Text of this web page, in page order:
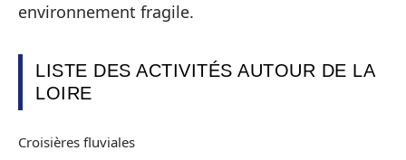
environnement fragile.
LISTE DES ACTIVITÉS AUTOUR DE LA
LOIRE
Croisières fluviales